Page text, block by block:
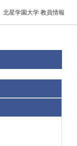
北星学園大学 教員情報